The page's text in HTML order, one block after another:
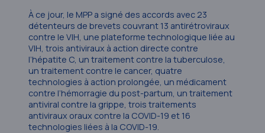
À ce jour, le MPP a signé des accords avec 23
détenteurs de brevets couvrant 13 antirétroviraux
contre le VIH, une plateforme technologique liée au
VIH, trois antiviraux à action directe contre
l’hépatite C, un traitement contre la tuberculose,
un traitement contre le cancer, quatre
technologies à action prolongée, un médicament
contre l’hémorragie du post-partum, un traitement
antiviral contre la grippe, trois traitements
antiviraux oraux contre la COVID-19 et 16
technologies liées à la COVID-19.